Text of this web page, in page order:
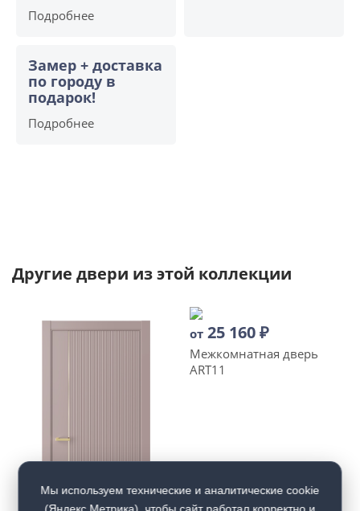
Подробнее
Замер + доставка
по городу в
подарок!
Подробнее
Другие двери из этой коллекции
от 25 160₽
Межкомнатная дверь
ART11
Мы используем технические и аналитические cookie